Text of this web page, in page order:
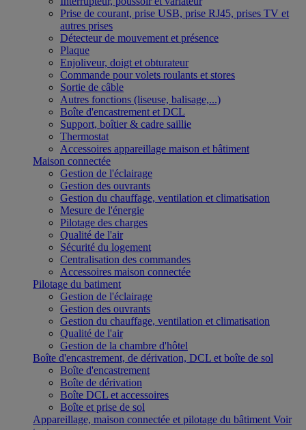
Prise de courant, prise USB, prise RJ45, prises TV et
autres prises
Détecteur de mouvement et présence
Plaque
Enjoliveur, doigt et obturateur
Commande pour volets roulants et stores
Sortie de câble
Autres fonctions (liseuse, balisage,...)
Boîte d'encastrement et DCL
Support, boîtier & cadre saillie
Thermostat
Accessoires appareillage maison et bâtiment
Maison connectée
Gestion de l'éclairage
Gestion des ouvrants
Gestion du chauffage, ventilation et climatisation
Mesure de l'énergie
Pilotage des charges
Qualité de l'air
Sécurité du logement
Centralisation des commandes
Accessoires maison connectée
Pilotage du batiment
Gestion de l'éclairage
Gestion des ouvrants
Gestion du chauffage, ventilation et climatisation
Qualité de l'air
Gestion de la chambre d'hôtel
Boîte d'encastrement, de dérivation, DCL et boîte de sol
Boîte d'encastrement
Boîte de dérivation
Boîte DCL et accessoires
Boîte et prise de sol
Appareillage, maison connectée et pilotage du bâtiment Voir